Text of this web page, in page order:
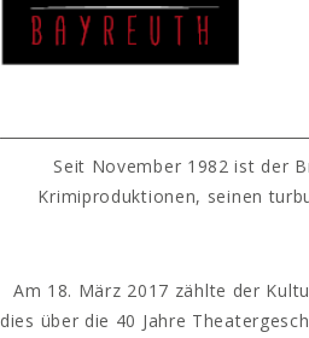
Seit November 1982 ist der
Krimiproduktionen, seinen
Am 18. März 2017 zählte der
dies über die 40 Jahre